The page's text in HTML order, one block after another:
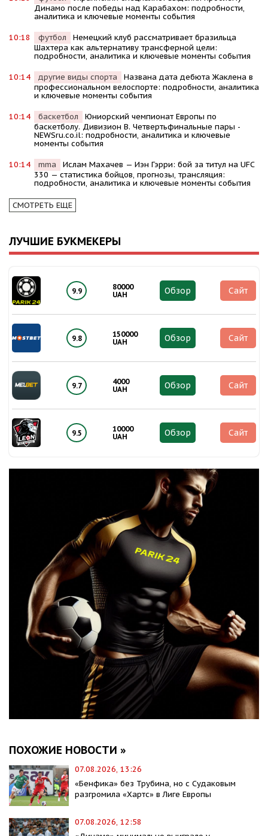
Динамо после победы над Карабахом: подробности,
аналитика и ключевые моменты события
10:18 футбол
Немецкий клуб рассматривает бразильца
Шахтера как альтернативу трансферной цели:
подробности, аналитика и ключевые моменты события
10:14 другие виды спорта
Названа дата дебюта Жаклена в
профессиональном велоспорте: подробности, аналитика
и ключевые моменты события
10:14 баскетбол
Юниорский чемпионат Европы по
баскетболу. Дивизион В. Четвертьфинальные пары -
NEWSru.co.il: подробности, аналитика и ключевые
моменты события
10:14 mma
Ислам Махачев — Иэн Гэрри: бой за титул на UFC
330 — статистика бойцов, прогнозы, трансляция:
подробности, аналитика и ключевые моменты события
СМОТРЕТЬ ЕЩЕ
ЛУЧШИЕ БУКМЕКЕРЫ
9.9
80000
UAH
Обзор Сайт
9.8
150000
UAH
Обзор Сайт
9.7
4000
UAH
Обзор Сайт
9.5
10000
UAH
Обзор Сайт
ПОХОЖИЕ НОВОСТИ »
07.08.2026, 13:26
«Бенфика» без Трубина, но с Судаковым
разгромила «Хартс» в Лиге Европы
07.08.2026, 12:58